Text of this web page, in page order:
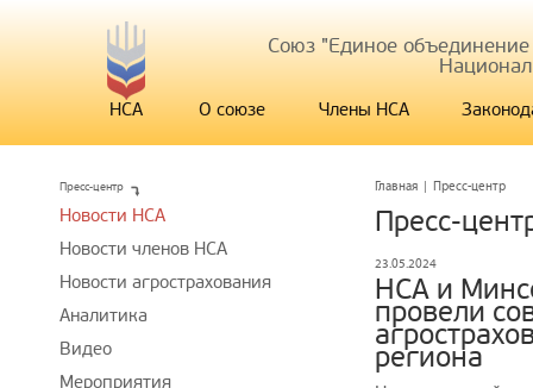
Союз "Единое
НСА О союзе Члены НСА
Главная | Пресс-центр
Пресс-
23.05.2024
НСА и
провели
региона
Пресс-центр
Новости НСА
Новости членов НСА
Новости агрострахования
Аналитика
Видео
Мероприятия